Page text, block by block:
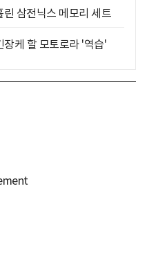
삼전닉스 메모리 세트
케 할 모토로라 '역습'